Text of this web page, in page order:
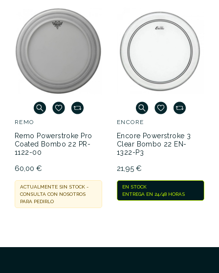
REMO
Remo Powerstroke Pro
Coated Bombo 22 PR-
1122-00
60,00 €
ACTUALMENTE SIN STOCK -
CONSULTA CON NOSOTROS
PARA PEDIRLO
ENCORE
Encore Powerstroke 3
Clear Bombo 22 EN-
1322-P3
21,95 €
EN STOCK
ENTREGA EN 24/48 HORAS